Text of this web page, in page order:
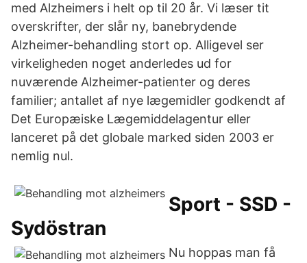
med Alzheimers i helt op til 20 år. Vi læser tit
overskrifter, der slår ny, banebrydende
Alzheimer-behandling stort op. Alligevel ser
virkeligheden noget anderledes ud for
nuværende Alzheimer-patienter og deres
familier; antallet af nye lægemidler godkendt af
Det Europæiske Lægemiddelagentur eller
lanceret på det globale marked siden 2003 er
nemlig nul.
Sport - SSD -
Sydöstran
Nu hoppas man få